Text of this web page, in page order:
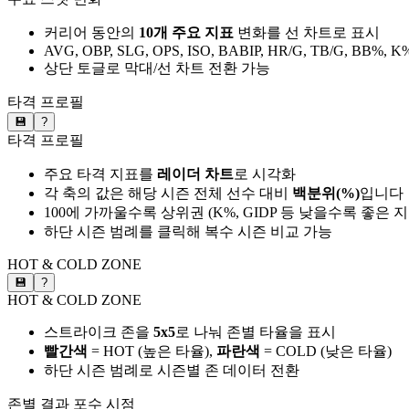
커리어 동안의 10개 주요 지표 변화를 선 차트로 표시
AVG, OBP, SLG, OPS, ISO, BABIP, HR/G, TB/G, BB%,
상단 토글로 막대/선 차트 전환 가능
타격 프로필
💾 ?
타격 프로필
주요 타격 지표를 레이더 차트로 시각화
각 축의 값은 해당 시즌 전체 선수 대비 백분위(%)입니다
100에 가까울수록 상위권 (K%, GIDP 등 낮을수록 좋은
하단 시즌 범례를 클릭해 복수 시즌 비교 가능
HOT & COLD ZONE
💾 ?
HOT & COLD ZONE
스트라이크 존을 5x5로 나눠 존별 타율을 표시
빨간색 = HOT (높은 타율), 파란색 = COLD (낮은 타율)
하단 시즌 범례로 시즌별 존 데이터 전환
존별 결과 포수 시점